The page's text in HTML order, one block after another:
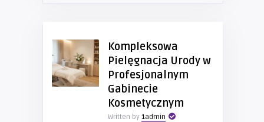
Kompleksowa
Pielęgnacja Urody w
Profesjonalnym
Gabinecie
Kosmetycznym
Written by 1admin